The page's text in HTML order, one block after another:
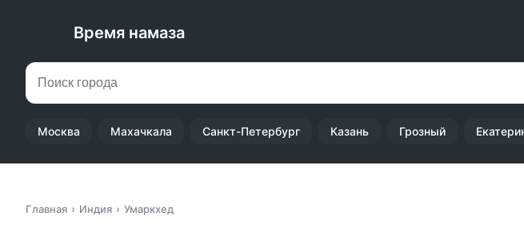
Время намаза
Москва Махачкала Санкт-Петербург Казань Грозный
Главная Индия Умаркхед